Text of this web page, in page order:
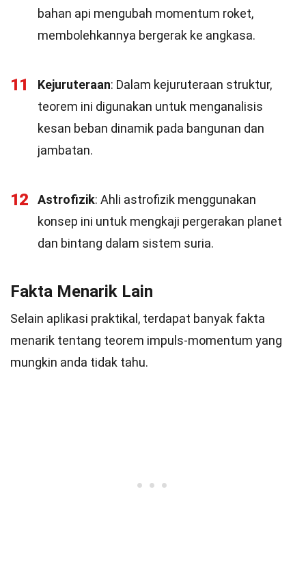
bahan api mengubah momentum roket,
membolehkannya bergerak ke angkasa.
11 Kejuruteraan: Dalam kejuruteraan struktur,
teorem ini digunakan untuk menganalisis
kesan beban dinamik pada bangunan dan
jambatan.
12 Astrofizik: Ahli astrofizik menggunakan
konsep ini untuk mengkaji pergerakan planet
dan bintang dalam sistem suria.
Fakta Menarik Lain
Selain aplikasi praktikal, terdapat banyak fakta
menarik tentang teorem impuls-momentum yang
mungkin anda tidak tahu.